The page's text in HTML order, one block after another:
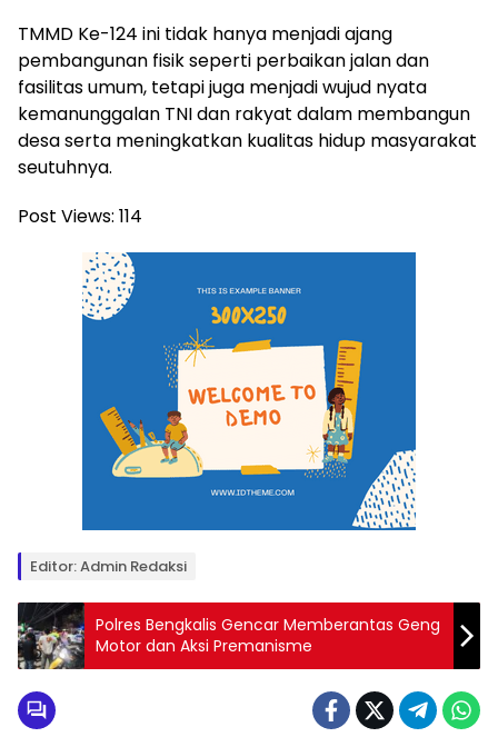
TMMD Ke-124 ini tidak hanya menjadi ajang
pembangunan fisik seperti perbaikan jalan dan
fasilitas umum, tetapi juga menjadi wujud nyata
kemanunggalan TNI dan rakyat dalam membangun
desa serta meningkatkan kualitas hidup masyarakat
seutuhnya.
Post Views: 114
Editor: Admin Redaksi
Polres Bengkalis Gencar Memberantas Geng
Motor dan Aksi Premanisme